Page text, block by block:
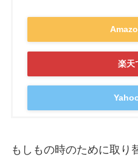
楽天
もしもの時のために取り